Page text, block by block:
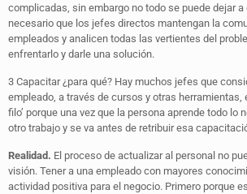
complicadas, sin embargo no todo se puede dejar
necesario que los jefes directos mantengan la
empleados y analicen todas las vertientes del
enfrentarlo y darle una solución.
3 Capacitar ¿para qué? Hay muchos jefes que
empleado, a través de cursos y otras herramientas,
filo’ porque una vez que la persona aprende todo lo
otro trabajo y se va antes de retribuir esa
Realidad. El proceso de actualizar al personal no
visión. Tener a una empleado con mayores
actividad positiva para el negocio. Primero porque